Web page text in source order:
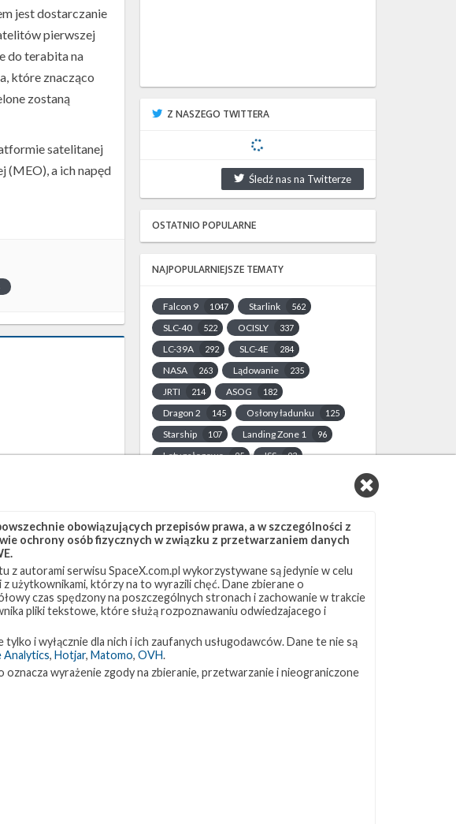
jest dostarczanie
pierwszej
do terabita na
które znacząco
zostaną
satelitanej
(MEO), a ich napęd
Z NASZEGO TWITTERA
Śledź nas na Twitterze
OSTATNIO POPULARNE
NAJPOPULARNIEJSZE TEMATY
Falcon 9 1047 Starlink 562
SLC-40 522 OCISLY 337
LC-39A 292 SLC-4E 284
NASA 263 Lądowanie 235
JRTI 214 ASOG 182
Dragon 2 145 Osłony ładunku 125
Starship 107 Landing Zone 1 96
Loty załogowe 95 ISS 93
Kosmogadka
Kosmiczna Propaganda
To Jakiś Kosmos!
TexasBocaChica (PL) – Substack
obowiązujących przepisów prawa, a w szczególności z
ochrony osób fizycznych w związku z przetwarzaniem danych
autorami serwisu SpaceX.com.pl wykorzystywane są jedynie w celu
użytkownikami, którzy na to wyrazili chęć. Dane zbierane o
czas spędzony na poszczególnych stronach i zachowanie w trakcie
pliki tekstowe, które służą rozpoznawaniu odwiedzajacego i
i wyłącznie dla nich i ich zaufanych usługodawców. Dane te nie są
Analytics, Hotjar, Matomo, OVH.
wyrażenie zgody na zbieranie, przetwarzanie i nieograniczone